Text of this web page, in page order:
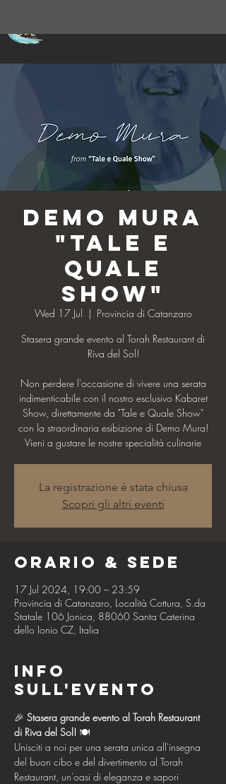
DEMO MURA
"Tale e
quale
Show"
Wed 17 Jul
  |
Provincia di Catanzaro
Stasera grande evento al Torah Restaurant di
Riva del Sol!
Non perdere l'occasione di vivere una serata
indimenticabile con il nostro esclusivo Kabaret
Show, direttamente da "Tale e Quale Show"
con la straordinaria esibizione di Demo Mura!
Vieni a gustare le nostre specialità culinarie
La registrazione è stata chiusa
Scopri gli altri eventi
Orario & Sede
17 Jul 2024, 19:00 – 23:59
Provincia di Catanzaro, Località Cottura, S.da
Statale 106 Jonica, 88060 Santa Caterina
dello Ionio CZ, Italia
Info
sull'evento
🎉 Stasera grande evento al Torah Restaurant
di Riva del Sol! 🍽️
Unisciti a noi per una serata unica all'insegna
del buon cibo e del divertimento al Torah
Restaurant, un'oasi di eleganza e sapori